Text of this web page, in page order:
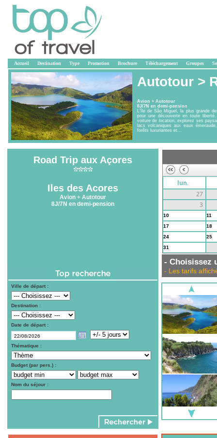
Accueil Destination Type Promotion Brochure Téléchargement Groupes
Autotour >
Avion + Autotour
8J/7N en demi-pension
L’île de São Miguel, la plus grande
pour une découverte en toute
voiture de location, explorez ses
lacs volcaniques aux eaux
forêts luxuriantes et...
Road Trip aux Açores
Iles des Acores
Avion + Autotour
8J/7N en demi-pension
Ville de départ :
Destination :
Date de départ :
Thématique :
Budget (par pers.) :
Nom du séjour :
lun.
27
3
10
11
17
18
24
25
31
- Choisissez
- Les tarifs